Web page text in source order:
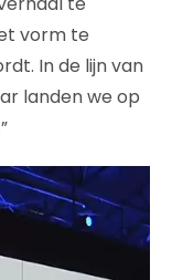
vorm te
In de lijn van
landen we op